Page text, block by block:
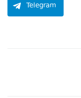
Telegram